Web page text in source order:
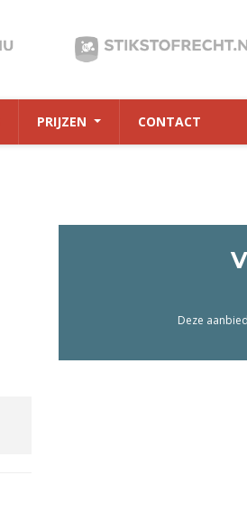
PRIJZEN CONTACT
Deze